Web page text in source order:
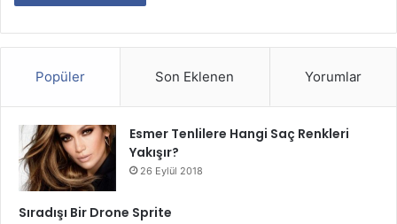
Popüler Son Eklenen Yorumlar
Esmer Tenlilere Hangi Saç Renkleri
Yakışır?
26 Eylül 2018
Sıradışı Bir Drone Sprite